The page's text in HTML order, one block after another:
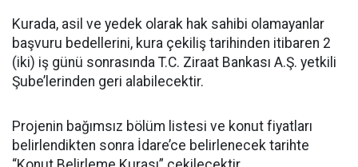
Kurada, asil ve yedek olarak hak sahibi olamayanlar
başvuru bedellerini, kura çekiliş tarihinden itibaren 2
(iki) iş günü sonrasında T.C. Ziraat Bankası A.Ş. yetkili
Şube’lerinden geri alabilecektir.
Projenin bağımsız bölüm listesi ve konut fiyatları
belirlendikten sonra İdare’ce belirlenecek tarihte